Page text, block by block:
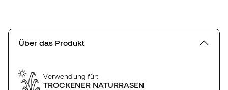
Über das Produkt
Verwendung für:
TROCKENER NATURRASEN